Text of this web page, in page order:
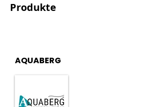
Produkte
AQUABERG